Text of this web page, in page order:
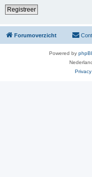
Registreer
Forumoverzicht
Powered by
Privacy